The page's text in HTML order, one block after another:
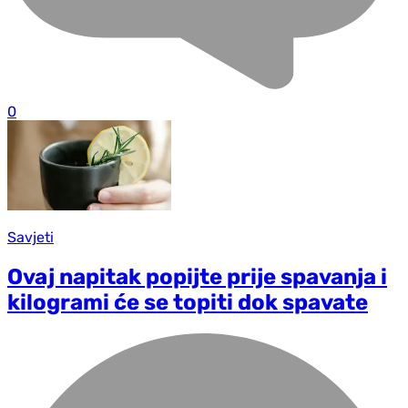
0
Savjeti
Ovaj napitak popijte prije spavanja i
kilogrami će se topiti dok spavate